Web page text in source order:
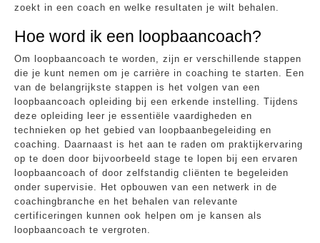
zoekt in een coach en welke resultaten je wilt behalen.
Hoe word ik een loopbaancoach?
Om loopbaancoach te worden, zijn er verschillende stappen
die je kunt nemen om je carrière in coaching te starten. Een
van de belangrijkste stappen is het volgen van een
loopbaancoach opleiding bij een erkende instelling. Tijdens
deze opleiding leer je essentiële vaardigheden en
technieken op het gebied van loopbaanbegeleiding en
coaching. Daarnaast is het aan te raden om praktijkervaring
op te doen door bijvoorbeeld stage te lopen bij een ervaren
loopbaancoach of door zelfstandig cliënten te begeleiden
onder supervisie. Het opbouwen van een netwerk in de
coachingbranche en het behalen van relevante
certificeringen kunnen ook helpen om je kansen als
loopbaancoach te vergroten.